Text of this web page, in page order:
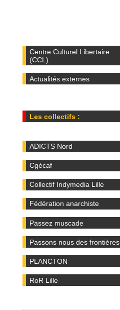
Centre Culturel Libertaire
(CCL)
Actualités externes
Les collectifs :
ADICTS Nord
Cgécaf
Collectif Indymedia Lille
Fédération anarchiste
Passez muscade
Passons nous des frontières
PLANCTON
RoR Lille